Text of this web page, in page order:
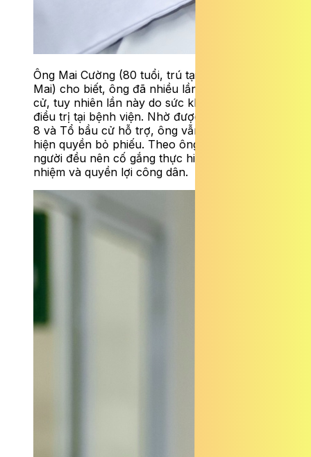
Ông Mai Cường (80 tuổi, trú tại phường Bạch
Mai) cho biết, ông đã nhiều lần tham gia bầu
cử, tuy nhiên lần này do sức khỏe yếu phải
điều trị tại bệnh viện. Nhờ được Bệnh viện 19-
8 và Tổ bầu cử hỗ trợ, ông vẫn có thể thực
hiện quyền bỏ phiếu. Theo ông Cường, mỗi
người đều nên cố gắng thực hiện tốt trách
nhiệm và quyền lợi công dân.